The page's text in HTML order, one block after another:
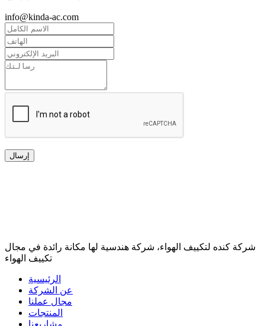
info@kinda-ac.com
إرسال
شركة كنده لتكييف الهواء، شركة هندسية لها مكانة رائدة في مجال
تكييف الهواء
الرئيسية
عن الشركة
مجال عملنا
المنتجات
مشاريعنا